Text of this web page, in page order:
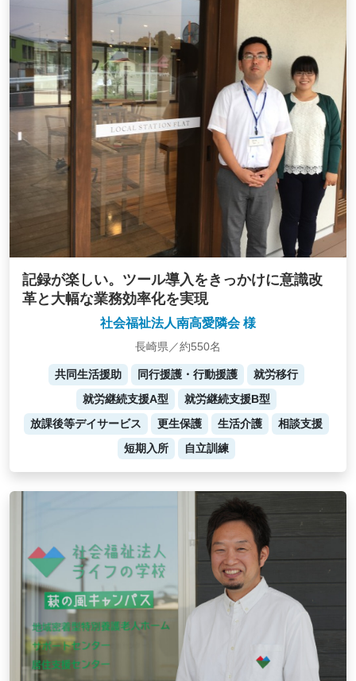
記録が楽しい。ツール導入をきっかけに意識改
革と大幅な業務効率化を実現
社会福祉法人南高愛隣会 様
長崎県／約550名
共同生活援助 同行援護・行動援護
就労移行
就労継続支援A型
就労継続支援B型
放課後等デイサービス
更生保護 生活介護
相談支援
短期入所
自立訓練